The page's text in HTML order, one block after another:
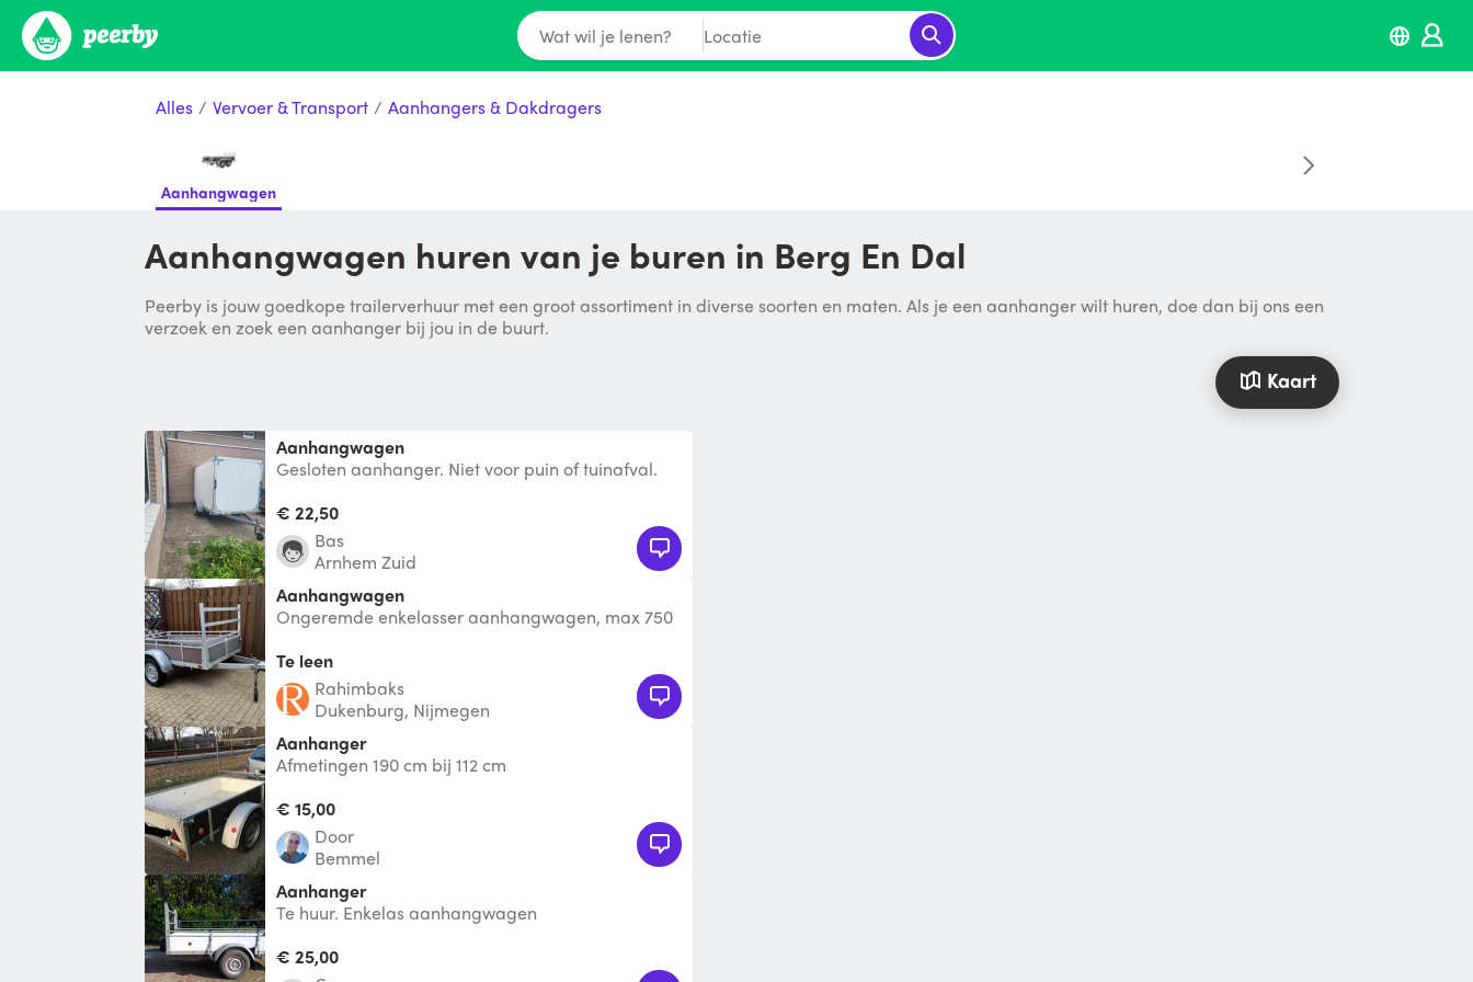
Wat wil je lenen? Locatie
Alles / Vervoer & Transport / Aanhangers & Dakdragers
Aanhangwagen
Aanhangwagen huren van je buren in Berg En Dal
Peerby is jouw goedkope trailerverhuur met een groot assortiment in diverse soorten en maten. Als je een aanhanger wilt huren, doe dan bij ons een
verzoek en zoek een aanhanger bij jou in de buurt.
Kaart
Aanhangwagen
Gesloten aanhanger. Niet voor puin of tuinafval.
€ 22,50
Bas
Arnhem Zuid
Aanhangwagen
Ongeremde enkelasser aanhangwagen, max 750
Dukenburg €
Te leen
Rahimbaks
Dukenburg, Nijmegen
Aanhanger
Afmetingen 190 cm bij 112 cm
€ 15,00
Door
Bemmel
Aanhanger
Te huur. Enkelas aanhangwagen
€ 25,00